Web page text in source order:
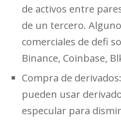
de activos entre
de un tercero.
comerciales de defi
Binance, Coinbase,
Compra de
pueden usar
especular para